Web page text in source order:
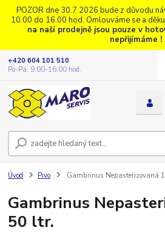
POZOR dne 30.7.2026 bude z důvodu
10.00 do 16.00 hod. Omlouváme se a
na naší prodejně jsou pouze v
nepřijímáme !
+420 604 101 510
Po-Pá, 9:00-16:00 hod.
Úvod Pivo Gambrinus Nepasterizovaná
Gambrinus
50 ltr.